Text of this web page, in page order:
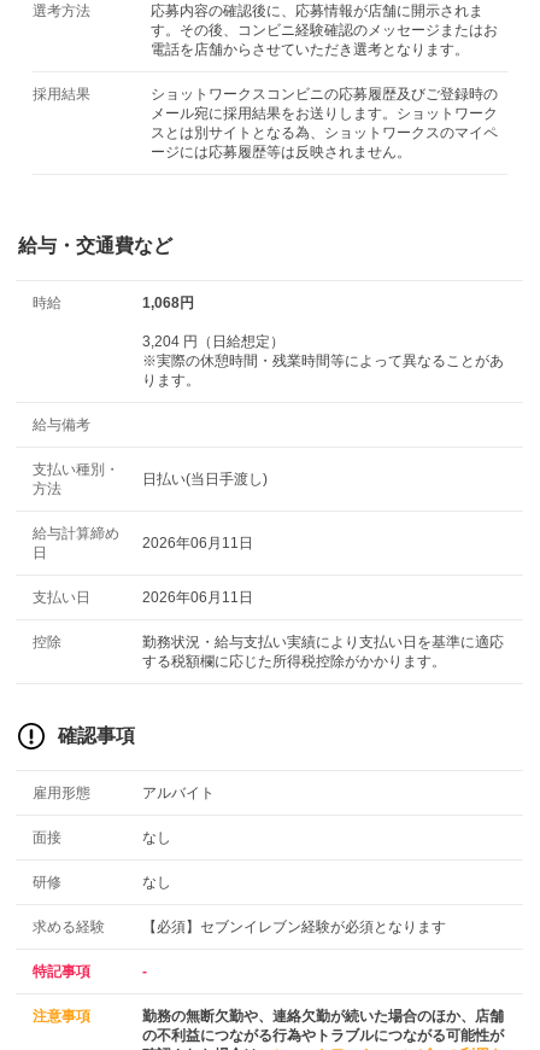
選考方法
応募内容の確認後に、応募情報が店舗に開示されま
す。その後、コンビニ経験確認のメッセージまたはお
電話を店舗からさせていただき選考となります。
採用結果
ショットワークスコンビニの応募履歴及びご登録時の
メール宛に採用結果をお送りします。ショットワーク
スとは別サイトとなる為、ショットワークスのマイペ
ージには応募履歴等は反映されません。
給与・交通費など
時給 1,068円
3,204 円（日給想定）
※実際の休憩時間・残業時間等によって異なることがあ
ります。
給与備考
支払い種別・
方法
日払い(当日手渡し)
給与計算締め
日
2026年06月11日
支払い日 2026年06月11日
控除
勤務状況・給与支払い実績により支払い日を基準に適応
する税額欄に応じた所得税控除がかかります。
確認事項
雇用形態 アルバイト
面接 なし
研修 なし
求める経験 【必須】セブンイレブン経験が必須となります
特記事項 -
注意事項
勤務の無断欠勤や、連絡欠勤が続いた場合のほか、店舗
の不利益につながる行為やトラブルにつながる可能性が